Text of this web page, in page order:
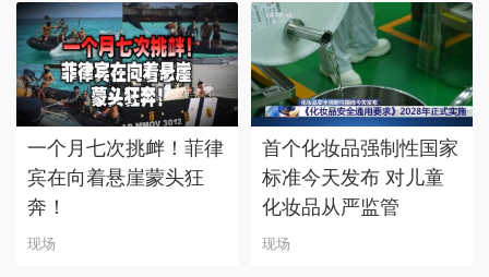
一个月七次挑衅！菲律
宾在向着悬崖蒙头狂
奔！
现场
首个化妆品强制性国家
标准今天发布 对儿童
化妆品从严监管
现场